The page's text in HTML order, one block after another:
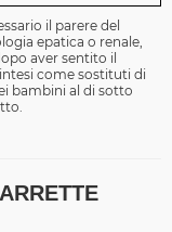
il parere del
epatica o renale,
aver sentito il
come sostituti di
bambini al di sotto